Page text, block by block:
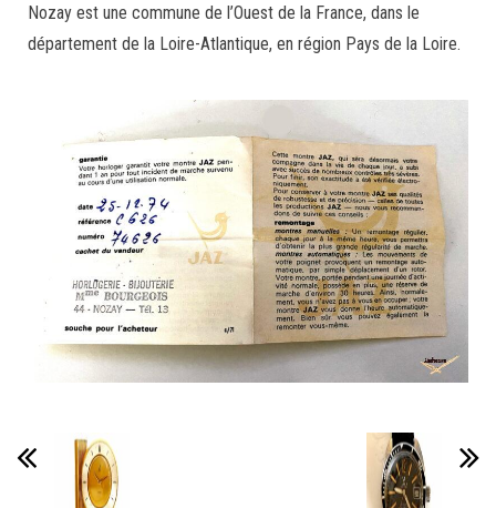
Nozay est une commune de l’Ouest de la France, dans le
département de la Loire-Atlantique, en région Pays de la Loire.